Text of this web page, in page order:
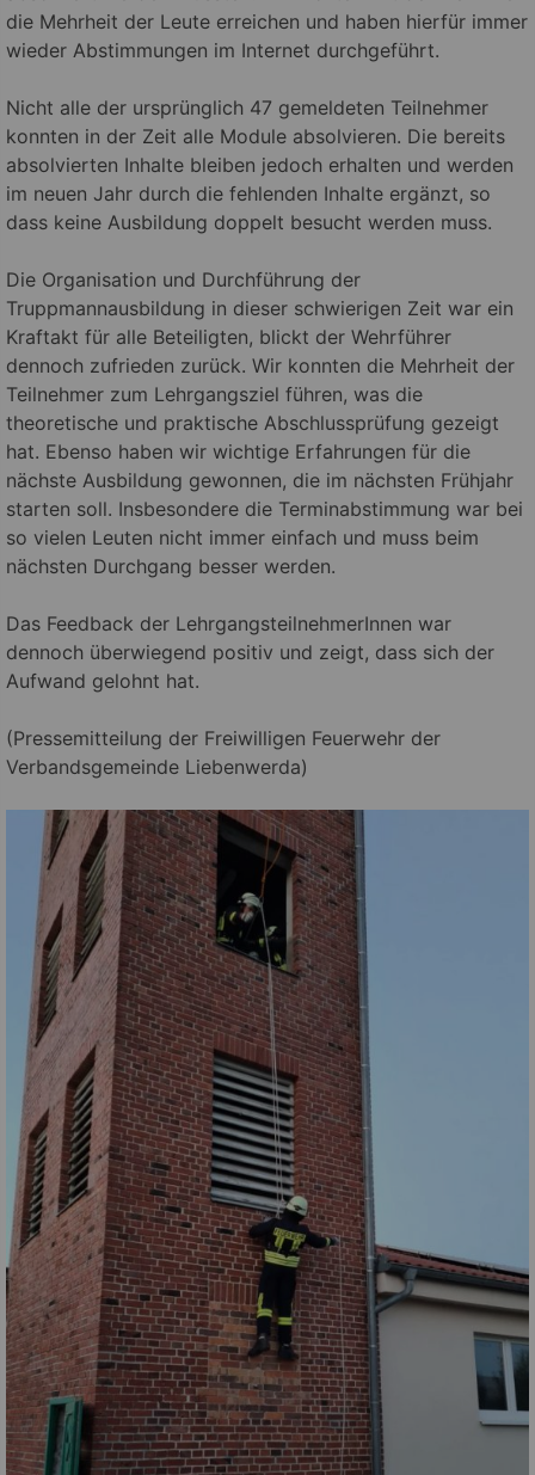
die Mehrheit der Leute erreichen und haben hierfür immer
wieder Abstimmungen im Internet durchgeführt.
Nicht alle der ursprünglich 47 gemeldeten Teilnehmer
konnten in der Zeit alle Module absolvieren. Die bereits
absolvierten Inhalte bleiben jedoch erhalten und werden
im neuen Jahr durch die fehlenden Inhalte ergänzt, so
dass keine Ausbildung doppelt besucht werden muss.
Die Organisation und Durchführung der
Truppmannausbildung in dieser schwierigen Zeit war ein
Kraftakt für alle Beteiligten, blickt der Wehrführer
dennoch zufrieden zurück. Wir konnten die Mehrheit der
Teilnehmer zum Lehrgangsziel führen, was die
theoretische und praktische Abschlussprüfung gezeigt
hat. Ebenso haben wir wichtige Erfahrungen für die
nächste Ausbildung gewonnen, die im nächsten Frühjahr
starten soll. Insbesondere die Terminabstimmung war bei
so vielen Leuten nicht immer einfach und muss beim
nächsten Durchgang besser werden.
Das Feedback der LehrgangsteilnehmerInnen war
dennoch überwiegend positiv und zeigt, dass sich der
Aufwand gelohnt hat.
(Pressemitteilung der Freiwilligen Feuerwehr der
Verbandsgemeinde Liebenwerda)